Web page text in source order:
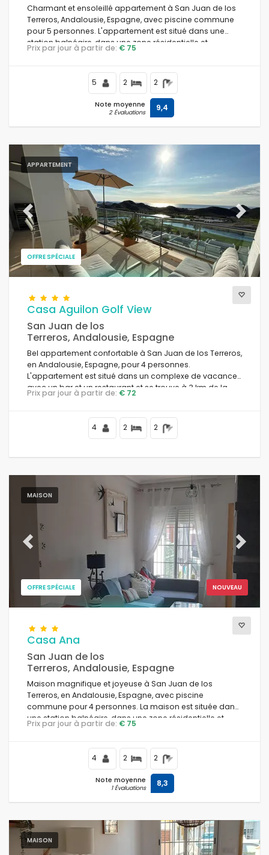
Charmant et ensoleillé appartement à San Juan de los
Terreros, Andalousie, Espagne, avec piscine commune
pour 5 personnes. L'appartement est situé dans une
station balnéaire, dans une zone résidentielle et
montagneuse, à proximité des supermarchés et à 200
Prix par jour à partir de: € 75
5 2 2
Note moyenne
2 Évaluations 9,4
APPARTEMENT
OFFRE SPÉCIALE
Previous Next
Casa Aguilon Golf View
San Juan de los
Terreros, Andalousie, Espagne
Bel appartement confortable à San Juan de los Terreros,
en Andalousie, Espagne, pour 4 personnes.
L'appartement est situé dans un complexe de vacances
avec un bar et un restaurant et se trouve à 3 km de la
plage de Playa la Entrevista.
Prix par jour à partir de: € 72
4 2 2
MAISON
NOUVEAU
OFFRE SPÉCIALE
Previous Next
Casa Ana
San Juan de los
Terreros, Andalousie, Espagne
Maison magnifique et joyeuse à San Juan de los
Terreros, en Andalousie, Espagne, avec piscine
commune pour 4 personnes. La maison est située dans
une station balnéaire, dans une zone résidentielle et
montagneuse, proche des commerces et des
Prix par jour à partir de: € 75
4 2 2
Note moyenne
1 Évaluations 8,3
MAISON